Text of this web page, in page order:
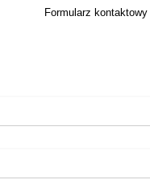
Formularz kontaktowy